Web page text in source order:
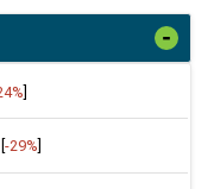
-
]
-29%